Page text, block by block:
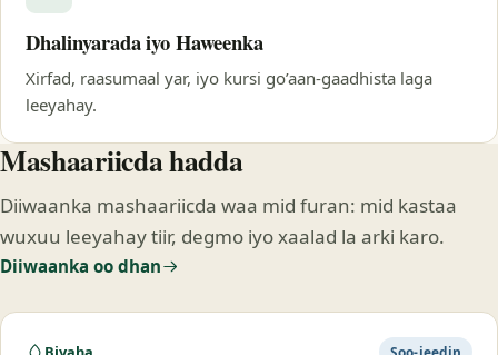
Dhalinyarada iyo Haweenka
Xirfad, raasumaal yar, iyo kursi go’aan-gaadhista laga
leeyahay.
Mashaariicda hadda
Diiwaanka mashaariicda waa mid furan: mid kastaa
wuxuu leeyahay tiir, degmo iyo xaalad la arki karo.
Diiwaanka oo dhan
Soo-jeedin